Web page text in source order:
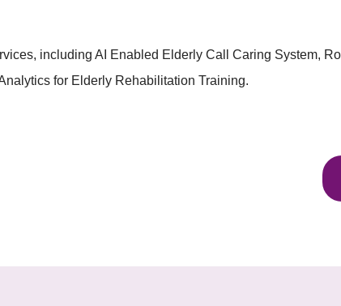
including AI Enabled Elderly Call Caring System,
for Elderly Rehabilitation Training.